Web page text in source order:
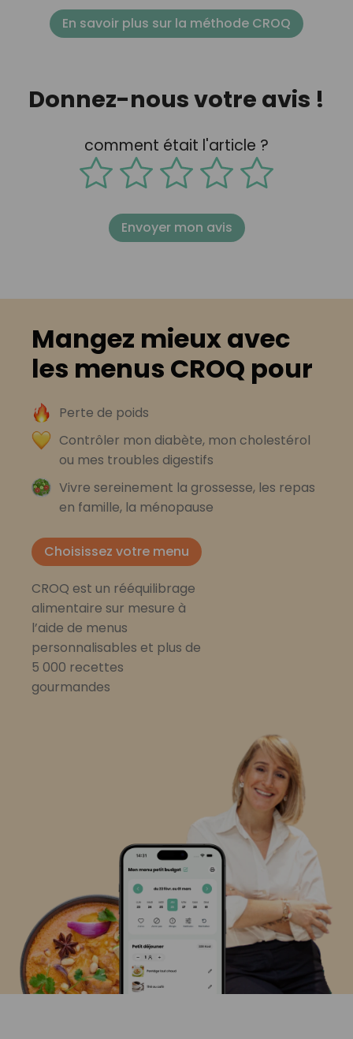
En savoir plus sur la méthode CROQ
Donnez-nous votre avis !
comment était l'article ?
Envoyer mon avis
Mangez mieux avec
les menus CROQ pour
Perte de poids
Contrôler mon diabète, mon cholestérol
ou mes troubles digestifs
Vivre sereinement la grossesse, les repas
en famille, la ménopause
Choisissez votre menu
CROQ est un rééquilibrage
alimentaire sur mesure à
l’aide de menus
personnalisables et plus de
5 000 recettes
gourmandes